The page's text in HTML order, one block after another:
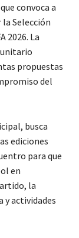
convoca a
Selección
2026. La
propuestas
del
busca
ediciones
para que
en
la
y actividades